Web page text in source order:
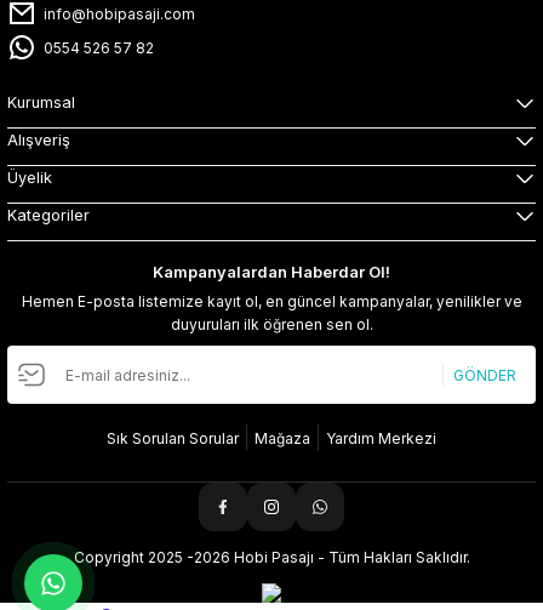
info@hobipasaji.com
0554 526 57 82
Kurumsal
Alışveriş
Üyelik
Kategoriler
Kampanyalardan Haberdar Ol!
Hemen E-posta listemize kayıt ol, en güncel kampanyalar, yenilikler ve
duyuruları ilk öğrenen sen ol.
GÖNDER
Sık Sorulan Sorular Mağaza Yardım Merkezi
Copyright 2025 -2026 Hobi Pasajı - Tüm Hakları Saklıdır.